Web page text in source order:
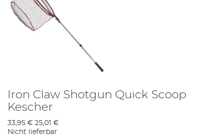
Iron Claw Shotgun Quick Scoop
Kescher
33,95 € 25,01 €
Nicht lieferbar